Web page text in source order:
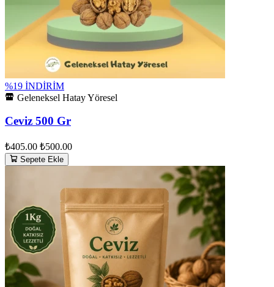
%19 İNDİRİM
Geleneksel Hatay Yöresel
Ceviz 500 Gr
₺405.00 ₺500.00
Sepete Ekle